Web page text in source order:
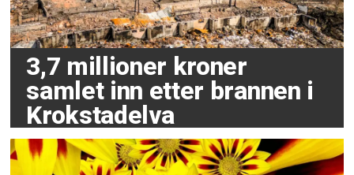
3,7 millioner kroner
samlet inn etter brannen i
Krokstadelva